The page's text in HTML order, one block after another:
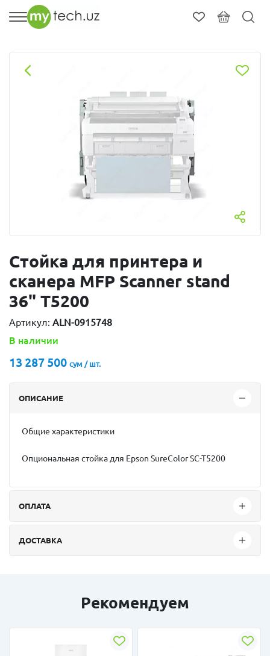
Стойка для принтера и
сканера MFP Scanner stand
36" Т5200
Артикул: ALN-0915748
В наличии
13 287 500 сум / шт.
ОПИСАНИЕ
Общие характеристики
Опциональная стойка для Epson SureColor SC-T5200
ОПЛАТА
ДОСТАВКА
Рекомендуем